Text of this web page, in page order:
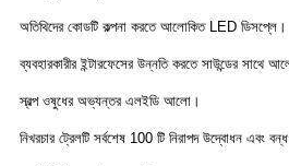
অতিথিদের কোডটি কল্পনা করতে আলোকিত LED ডিসপ্লে।
ব্যবহারকারীর ইন্টারফেসের উন্নতি করতে সাউন্ডের সাথে
স্বল্প ওষুধের অভ্যন্তর এলইডি আলো।
নিখরচার ট্রেলটি সর্বশেষ 100 টি নিরাপদ উদ্বোধন এবং